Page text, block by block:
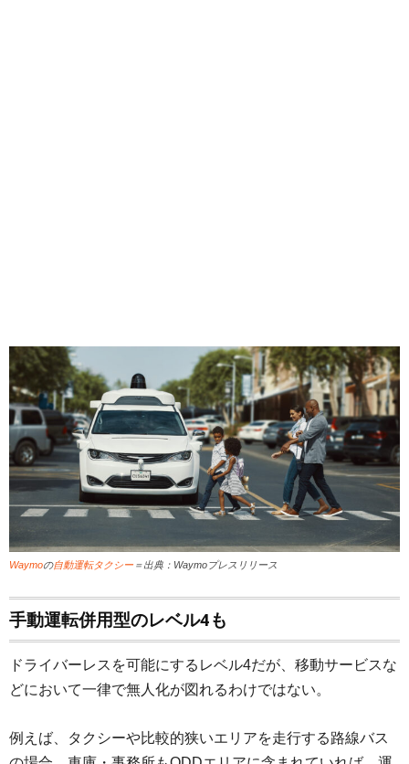
Waymoの自動運転タクシー ＝出典：Waymoプレスリリース
手動運転併用型のレベル4も
ドライバーレスを可能にするレベル4だが、移動サービスな
どにおいて一律で無人化が図れるわけではない。
例えば、タクシーや比較的狭いエリアを走行する路線バス